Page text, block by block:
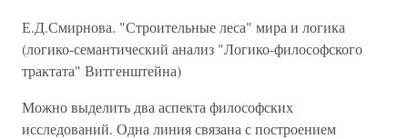
Е.Д.Смирнова. "Строительные леса" мира и логика
(логико-семантический анализ "Логико-философского
трактата" Витгенштейна)
Можно выделить два аспекта философских
исследований. Одна линия связана с построением